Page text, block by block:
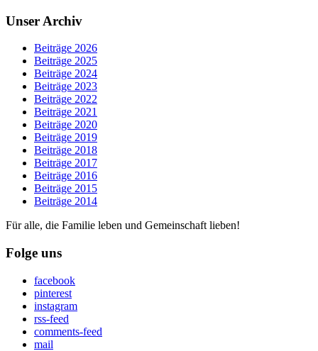
Unser Archiv
Beiträge 2026
Beiträge 2025
Beiträge 2024
Beiträge 2023
Beiträge 2022
Beiträge 2021
Beiträge 2020
Beiträge 2019
Beiträge 2018
Beiträge 2017
Beiträge 2016
Beiträge 2015
Beiträge 2014
Für alle, die Familie leben und Gemeinschaft lieben!
Folge uns
facebook
pinterest
instagram
rss-feed
comments-feed
mail